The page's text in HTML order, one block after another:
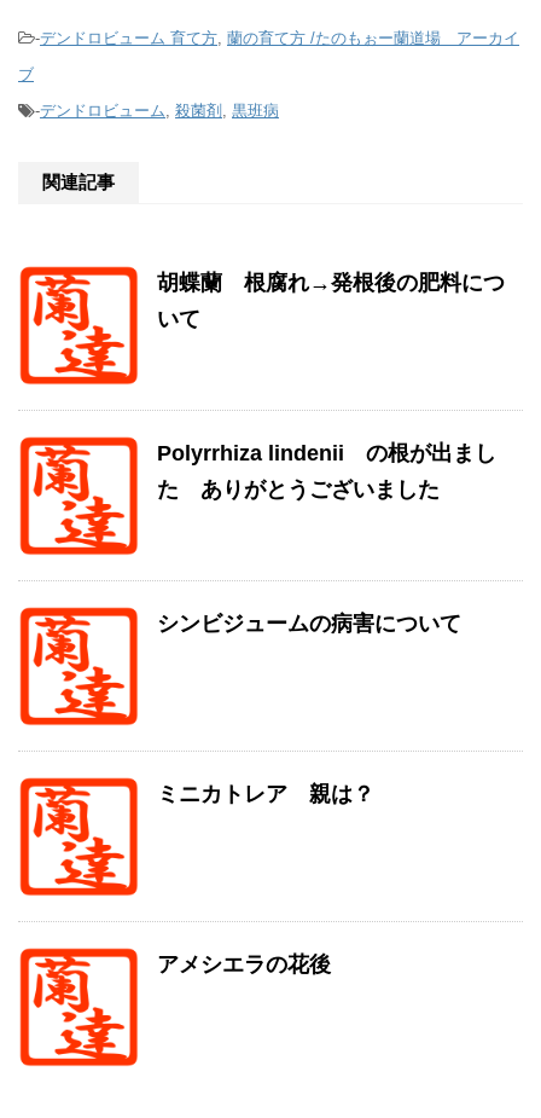
-デンドロビューム 育て方, 蘭の育て方 /たのもぉー蘭道場 アーカイ
ブ
-デンドロビューム, 殺菌剤 , 黒班病
関連記事
胡蝶蘭 根腐れ→発根後の肥料につ
いて
Polyrrhiza lindenii の根が出まし
た ありがとうございました
シンビジュームの病害について
ミニカトレア 親は？
アメシエラの花後